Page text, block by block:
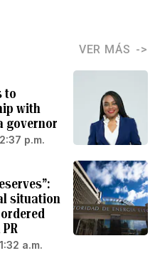
VER MÁS
to
with
governor
p.m.
situation
a.m.